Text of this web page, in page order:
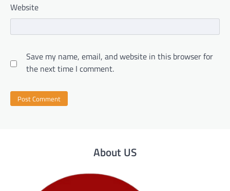
Website
Save my name, email, and website in this browser for
the next time I comment.
About US